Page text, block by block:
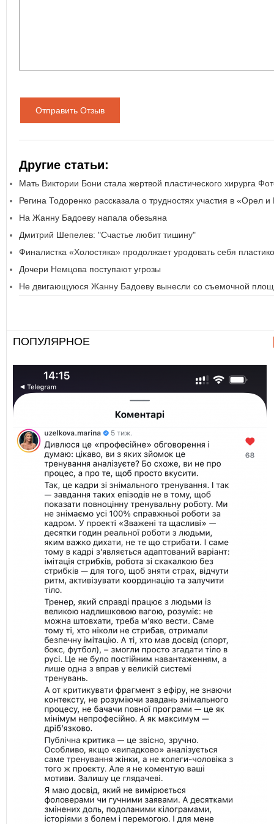
Отправить Отзыв
Другие статьи:
Мать Виктории Бони стала жертвой пластического хирурга
Регина Тодоренко рассказала о трудностях участия в «Орел
На Жанну Бадоеву напала обезьяна
Дмитрий Шепелев: "Счастье любит тишину"
Финалистка «Холостяка» продолжает уродовать себя
Дочери Немцова поступают угрозы
Не двигающуюся Жанну Бадоеву вынесли со съемочной
ПОПУЛЯРНОЕ